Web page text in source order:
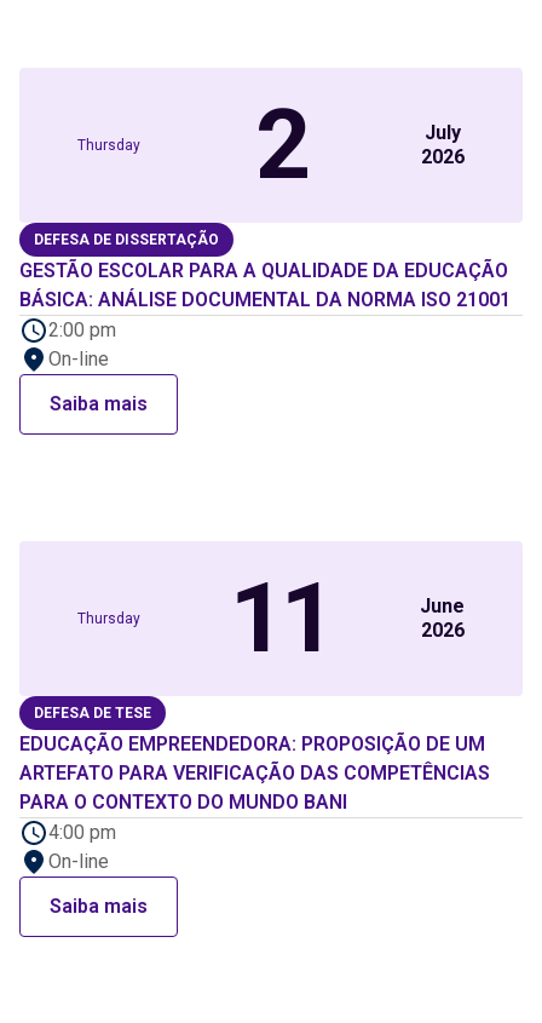
Thursday 2
July
2026
DEFESA DE DISSERTAÇÃO
GESTÃO ESCOLAR PARA A QUALIDADE DA EDUCAÇÃO
BÁSICA: ANÁLISE DOCUMENTAL DA NORMA ISO 21001
2:00 pm
On-line
Saiba mais
Thursday 11
June
2026
DEFESA DE TESE
EDUCAÇÃO EMPREENDEDORA: PROPOSIÇÃO DE UM
ARTEFATO PARA VERIFICAÇÃO DAS COMPETÊNCIAS
PARA O CONTEXTO DO MUNDO BANI
4:00 pm
On-line
Saiba mais